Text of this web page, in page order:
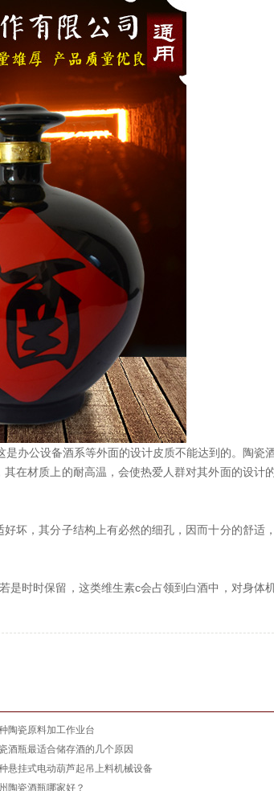
办公设备酒系等外面的设计皮质不能达到的。陶瓷
在材质上的耐高温，会使热爱人群对其外面的设计
坏，其分子结构上有必然的细孔，因而十分的舒适
是时时保留，这类维生素c会占领到白酒中，对身体
陶瓷原料加工作业台
酒瓶最适合储存酒的几个原因
悬挂式电动葫芦起吊上料机械设备
陶瓷酒瓶哪家好？